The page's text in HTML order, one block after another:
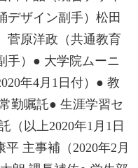
デザイン副手）松田
菅原洋政（共通教育
手）● 大学院ムーニ
年4月1日付）● 教
勤嘱託● 生涯学習セ
（以上2020年1月1日
主事補（2020年2月